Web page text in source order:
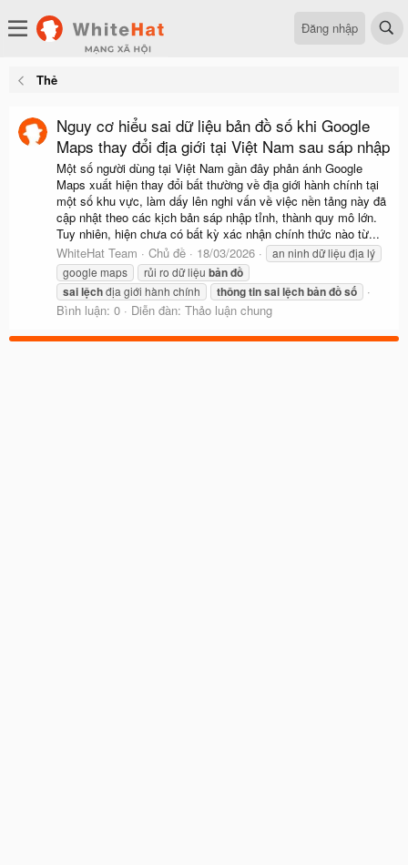
Đăng nhập
Thẻ
Nguy cơ hiểu sai dữ liệu bản đồ số khi Google
Maps thay đổi địa giới tại Việt Nam sau sáp nhập
Một số người dùng tại Việt Nam gần đây phản ánh Google
Maps xuất hiện thay đổi bất thường về địa giới hành chính tại
một số khu vực, làm dấy lên nghi vấn về việc nền tảng này đã
cập nhật theo các kịch bản sáp nhập tỉnh, thành quy mô lớn.
Tuy nhiên, hiện chưa có bất kỳ xác nhận chính thức nào từ...
WhiteHat Team
Chủ đề 18/03/2026
an ninh dữ liệu địa lý
google maps
rủi ro dữ liệu bảnđồ
sailệchđịa giới hành chính thôngtinsailệchbảnđồsố
Bình luận: 0 Diễn đàn: Thảo luận chung